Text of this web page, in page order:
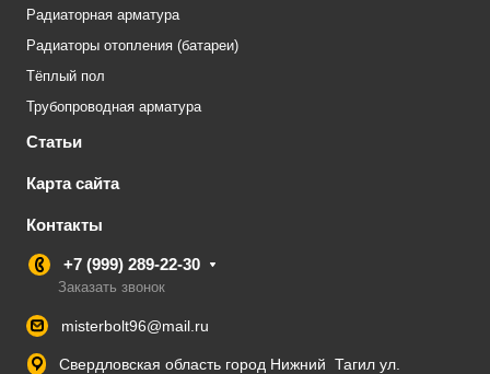
Радиаторная арматура
Радиаторы отопления (батареи)
Тёплый пол
Трубопроводная арматура
Статьи
Карта сайта
Контакты
+7 (999) 289-22-30
Заказать звонок
misterbolt96@mail.ru
Свердловская область город Нижний Тагил ул.